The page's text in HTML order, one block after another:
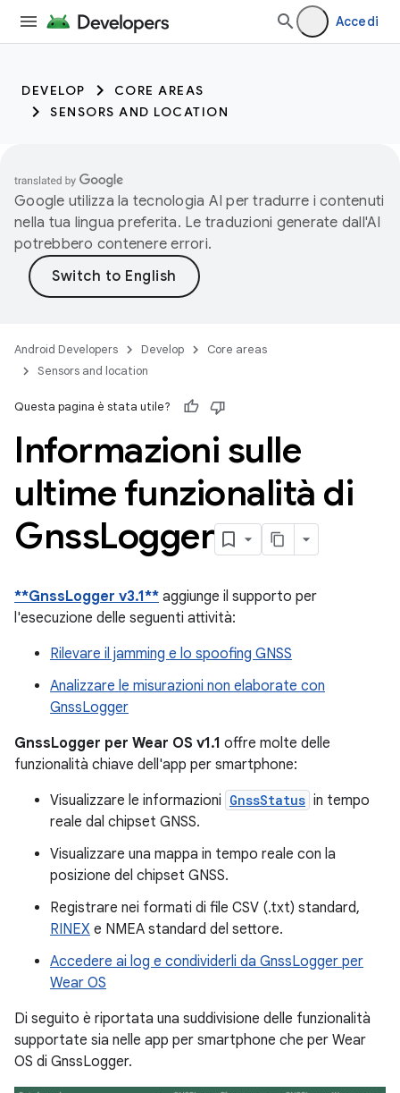
Accedi
DEVELOP
CORE AREAS
SENSORS AND LOCATION
Google utilizza la tecnologia AI per tradurre i contenuti
nella tua lingua preferita. Le traduzioni generate dall'AI
potrebbero contenere errori.
Android Developers Develop
Core areas
Sensors and location
Questa pagina è stata utile?
Informazioni sulle
ultime funzionalità di
GnssLogger
**GnssLogger v3.1** aggiunge il supporto per
l'esecuzione delle seguenti attività:
Rilevare il jamming e lo spoofing GNSS
Analizzare le misurazioni non elaborate con
GnssLogger
GnssLogger per Wear OS v1.1 offre molte delle
funzionalità chiave dell'app per smartphone:
Visualizzare le informazioni GnssStatus in tempo
reale dal chipset GNSS.
Visualizzare una mappa in tempo reale con la
posizione del chipset GNSS.
Registrare nei formati di file CSV (.txt) standard,
RINEX e NMEA standard del settore.
Accedere ai log e condividerli da GnssLogger per
Wear OS
Di seguito è riportata una suddivisione delle funzionalità
supportate sia nelle app per smartphone che per Wear
OS di GnssLogger.